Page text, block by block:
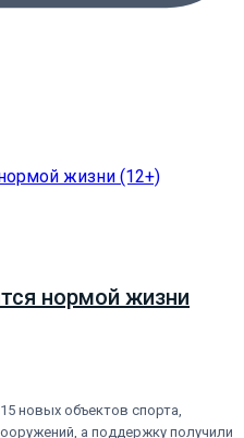
нормой жизни
новых объектов спорта,
а поддержку получили